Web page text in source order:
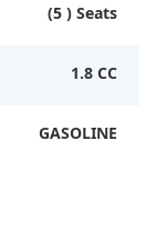
(5 ) Seats
1.8 CC
GASOLINE